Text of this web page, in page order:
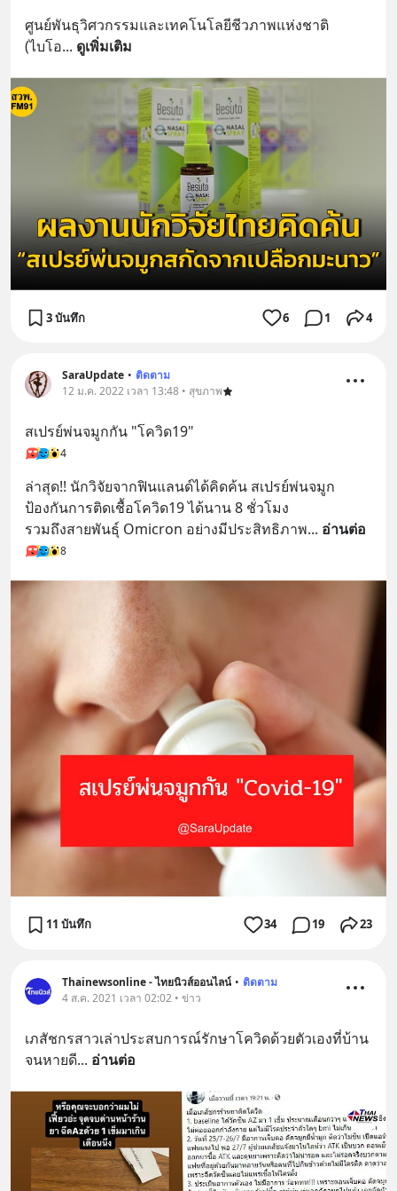
ศูนย์พันธุวิศวกรรมและเทคโนโลยีชีวภาพแห่งชาติ
(ไบโอ... ดูเพิ่มเติม
3 บันทึก 6 1 4
SaraUpdate • ติดตาม
12 ม.ค. 2022 เวลา 13:48 • สุขภาพ
สเปรย์พ่นจมูกกัน "โควิด19"
4
ล่าสุด!! นักวิจัยจากฟินแลนด์ได้คิดค้น สเปรย์พ่นจมูก
ป้องกันการติดเชื้อโควิด19 ได้นาน 8 ชั่วโมง
รวมถึงสายพันธุ์ Omicron อย่างมีประสิทธิภาพ... อ่านต่อ
8
11 บันทึก 34 19 23
Thainewsonline - ไทยนิวส์ออนไลน์ • ติดตาม
4 ส.ค. 2021 เวลา 02:02 • ข่าว
เภสัชกรสาวเล่าประสบการณ์รักษาโควิดด้วยตัวเองที่บ้าน
จนหายดี... อ่านต่อ